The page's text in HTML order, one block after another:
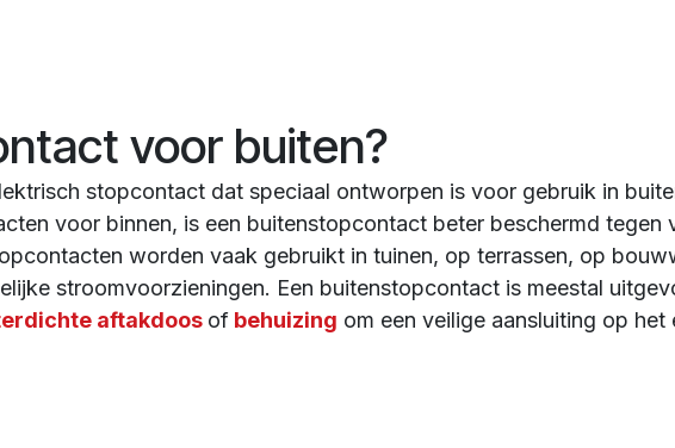
voor buiten?
stopcontact dat speciaal ontworpen is voor gebruik in
voor binnen, is een buitenstopcontact beter beschermd tegen
worden vaak gebruikt in tuinen, op terrassen, op
stroomvoorzieningen. Een buitenstopcontact is meestal
aftakdoos of behuizing om een veilige aansluiting op